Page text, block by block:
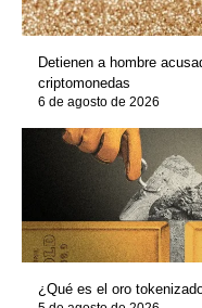
Detienen a hombre
criptomonedas
6 de agosto de 2026
¿Qué es el oro